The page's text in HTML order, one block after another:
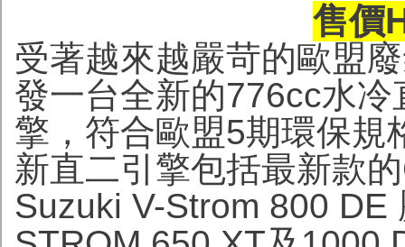
售價
受著越來越嚴苛的歐盟
發一台全新的776cc水
擎，符合歐盟5期環保規
新直二引擎包括最新款
Suzuki V-Strom 800 DE